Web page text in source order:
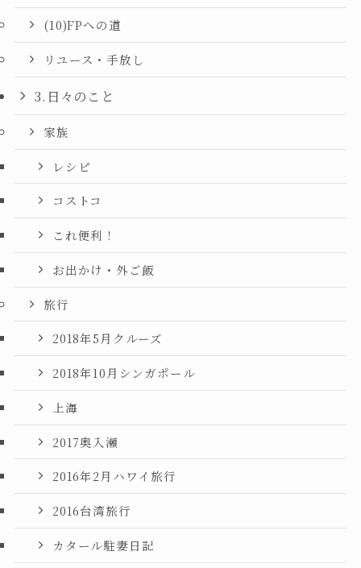
(10)FPへの道
リユース・手放し
3.日々のこと
家族
レシピ
コストコ
これ便利！
お出かけ・外ご飯
旅行
2018年5月クルーズ
2018年10月シンガポール
上海
2017奥入瀬
2016年2月ハワイ旅行
2016台湾旅行
カタール駐妻日記